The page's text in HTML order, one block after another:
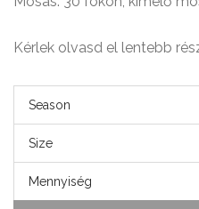
Kérlek olvasd el lentebb
Season
Size
Mennyiség